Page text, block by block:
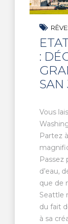
:
SAN
Vous
Partez
Passez
d’eau,
que de
Seattle
du fait
à sa